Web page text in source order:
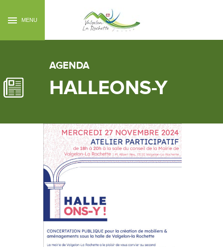
MENU
AGENDA
HALLEONS-Y